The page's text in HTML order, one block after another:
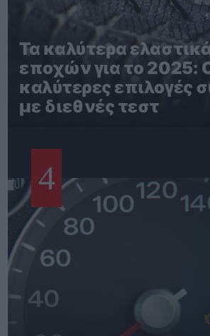
Τα καλύτερα
εποχών για το 2025:
καλύτερες επιλογές
με διεθνές τεστ
4